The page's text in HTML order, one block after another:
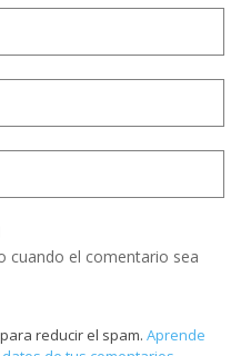
cuando el comentario sea
reducir el spam. Aprende